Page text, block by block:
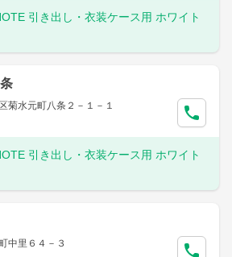
引き出し・衣装ケース用 ホワイト
菊水元町八条２－１－１
引き出し・衣装ケース用 ホワイト
中里６４－３